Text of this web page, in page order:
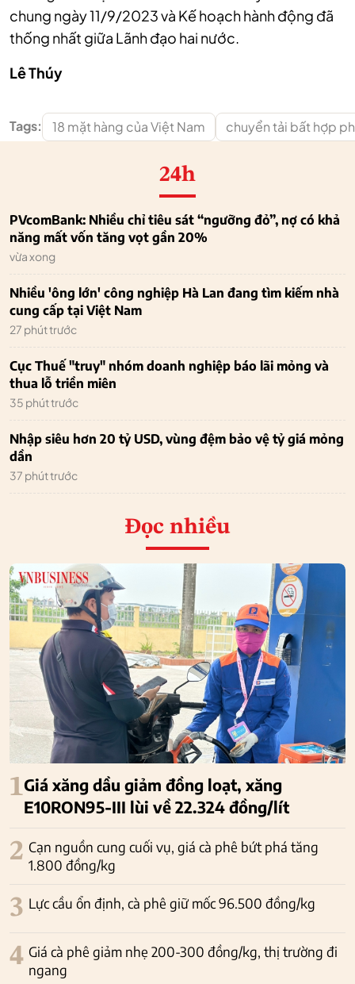
chung ngày 11/9/2023 và Kế hoạch hành động đã
thống nhất giữa Lãnh đạo hai nước.
Lê Thúy
Tags: 18 mặt hàng của Việt Nam chuyển tải bất hợp
24h
PVcomBank: Nhiều chỉ tiêu sát “ngưỡng đỏ”, nợ có khả
năng mất vốn tăng vọt gần 20%
vừa xong
Nhiều 'ông lớn' công nghiệp Hà Lan đang tìm kiếm nhà
cung cấp tại Việt Nam
27 phút trước
Cục Thuế "truy" nhóm doanh nghiệp báo lãi mỏng và
thua lỗ triền miên
35 phút trước
Nhập siêu hơn 20 tỷ USD, vùng đệm bảo vệ tỷ giá mỏng
dần
37 phút trước
Đọc nhiều
1Giá xăng dầu giảm đồng loạt, xăng
E10RON95-III lùi về 22.324 đồng/lít
2 Cạn nguồn cung cuối vụ, giá cà phê bứt phá tăng
1.800 đồng/kg
3 Lực cầu ổn định, cà phê giữ mốc 96.500 đồng/kg
4 Giá cà phê giảm nhẹ 200-300 đồng/kg, thị trường đi
ngang